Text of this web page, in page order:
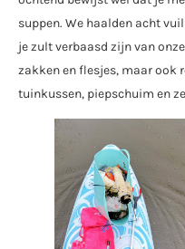
suppen. We haalden acht
je zult verbaasd zijn van
zakken en flesjes, maar ook
tuinkussen, piepschuim en